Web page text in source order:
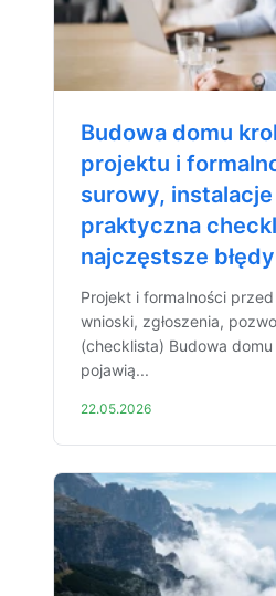
Budowa domu
projektu i
surowy,
praktyczna
najczęstsze
Projekt i formalności
wnioski, zgłoszenia,
(checklista) Budowa
pojawią...
22.05.2026